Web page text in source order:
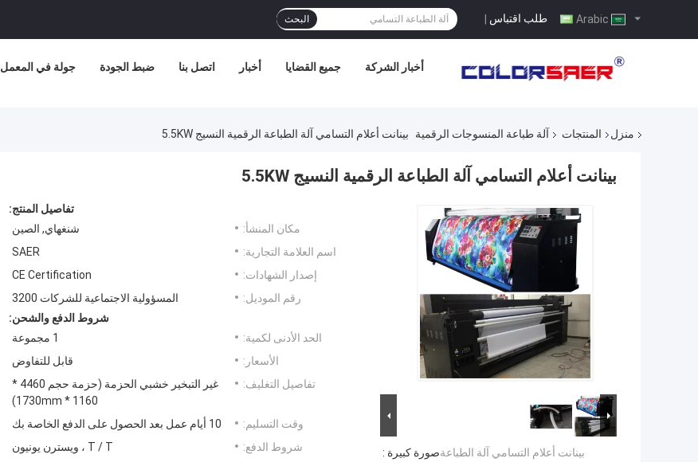
طلب اقتباس | البحث
جولة في المعمل ضبط الجودة اتصل بنا أخبار جميع القضايا أخبار الشركة
منزل المنتجات آلة طباعة المنسوجات الرقمية بينانت أعلام التسامي آلة الطباعة الرقمية النسيج 5.5KW
بينانت أعلام التسامي آلة الطباعة الرقمية النسيج 5.5KW
صورة كبيرة :بينانت أعلام التسامي آلة الطباعة
تفاصيل المنتج:
مكان المنشأ:
شنغهاي, الصين
اسم العلامة التجارية:
SAER
إصدار الشهادات:
CE Certification
رقم الموديل:
المسؤولية الاجتماعية للشركات 3200
شروط الدفع والشحن:
الحد الأدنى لكمية:
1 مجموعة
الأسعار:
قابل للتفاوض
تفاصيل التغليف:
غير التبخير خشبي الحزمة (حزمة حجم 4460 *
1160 * 1730mm)
وقت التسليم:
10 أيام عمل بعد الحصول على الدفع الخاصة بك
شروط الدفع:
T / T ، ويسترن يونيون